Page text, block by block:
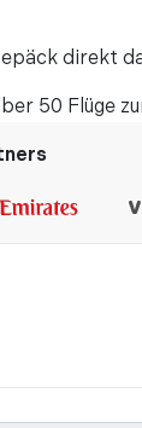
, was
direkt
50 Flüge